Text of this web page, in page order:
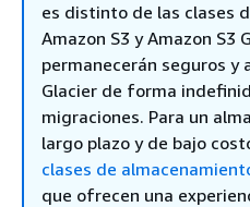
es distinto de las clases
Amazon S3 y Amazon S3
permanecerán seguros y
Glacier de forma
migraciones. Para un
largo plazo y de bajo
clases de
que ofrecen una